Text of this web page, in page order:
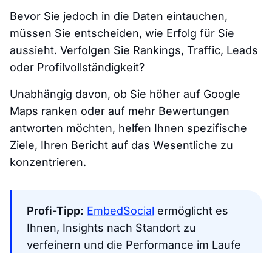
Bevor Sie jedoch in die Daten eintauchen,
müssen Sie entscheiden, wie Erfolg für Sie
aussieht. Verfolgen Sie Rankings, Traffic, Leads
oder Profilvollständigkeit?
Unabhängig davon, ob Sie höher auf Google
Maps ranken oder auf mehr Bewertungen
antworten möchten, helfen Ihnen spezifische
Ziele, Ihren Bericht auf das Wesentliche zu
konzentrieren.
Profi-Tipp: EmbedSocial ermöglicht es
Ihnen, Insights nach Standort zu
verfeinern und die Performance im Laufe